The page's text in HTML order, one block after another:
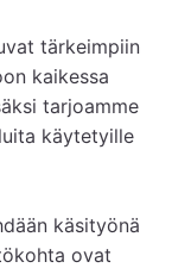
tärkeimpiin
kaikessa
tarjoamme
käytetyille
käsityönä
ovat